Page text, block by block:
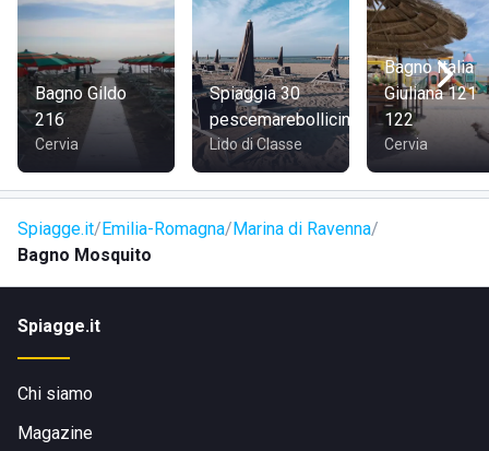
Bagno Gildo
216
Cervia
Spiaggia 30
pescemarebollicine
Lido di Classe
Bagno Italia
Giuliana 121
122
Cervia
Spiagge.it Emilia-Romagna Marina di Ravenna
Bagno Mosquito
Spiagge.it
Chi siamo
Magazine